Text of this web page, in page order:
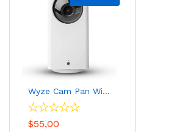
Wyze Cam Pan Wi-Fi Cámara inteligente con visión nocturna a color, audio de 2 vías, compatible con Alexa y Google
$55,00